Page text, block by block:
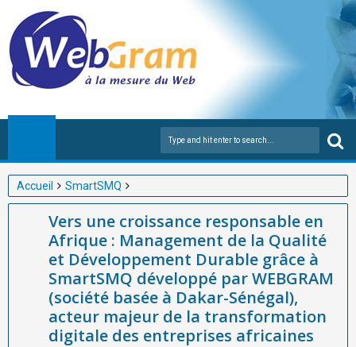
Accueil
SmartSMQ
Vers une croissance responsable en Afrique : Management de la
Qualité et Développement Durable grâce à SmartSMQ
développé par WEBGRAM (société basée à Dakar-Sénégal),
acteur majeur de la transformation digitale des entreprises
Vers une croissance responsable en
Afrique : Management de la Qualité
et Développement Durable grâce à
SmartSMQ développé par WEBGRAM
(société basée à Dakar-Sénégal),
acteur majeur de la transformation
digitale des entreprises africaines